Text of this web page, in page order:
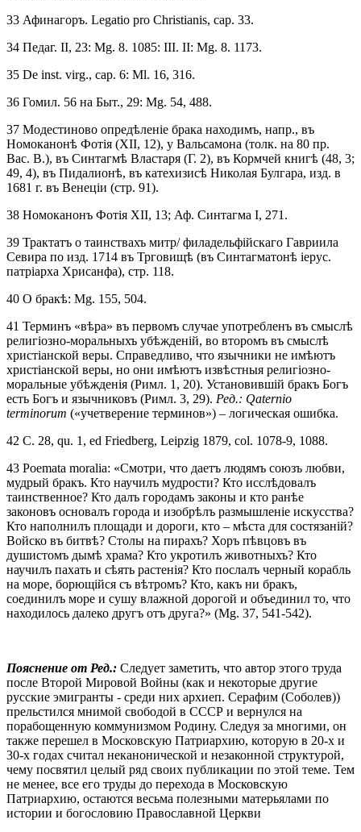
33 Афинагоръ. Legatio pro Christianis, cap. 33.
34 Педаг. II, 23: Mg. 8. 1085: III. II: Мg. 8. 1173.
35 De inst. virg., cap. 6: Ml. 16, 316.
36 Гомил. 56 на Быт., 29: Mg. 54, 488.
37 Модестиново опредѣленіе брака находимъ, напр., въ
Номоканонѣ Фотія (XII, 12), у Вальсамона (толк. на 80 пр.
Вас. В.), въ Синтагмѣ Властаря (Г. 2), въ Кормчей книгѣ (48, 3;
49, 4), въ Пидалионѣ, въ катехизисѣ Николая Булгара, изд. в
1681 г. въ Венеціи (стр. 91).
38 Номоканонъ Фотія XII, 13; Аф. Синтагма I, 271.
39 Трактатъ о таинствахъ митр/ филадельфійскаго Гавриила
Севира по изд. 1714 въ Трговищѣ (въ Синтагматонѣ іepyc.
патріарха Хрисанфа), стр. 118.
40 О бракѣ: Mg. 155, 504.
41 Терминъ «вѣра» въ первомъ случае употребленъ въ смыслѣ
религіозно-моральныхъ убѣжденій, во второмъ въ смыслѣ
христіанской веры. Справедливо, что язычники не имѣютъ
христіанской веры, но они имѣютъ извѣстныя религіозно-
моральные убѣжденія (Римл. 1, 20). Установившій бракъ Богъ
есть Богъ и язычниковъ (Римл. 3, 29). Ред.: Qaternio
terminorum («учетверение терминов») – логическая ошибка.
42 С. 28, qu. 1, ed Friedberg, Leipzig 1879, col. 1078-9, 1088.
43 Poemata moralia: «Смотри, что даетъ людямъ союзъ любви,
мудрый бракъ. Кто научилъ мудрости? Кто исслѣдовалъ
таинственное? Кто далъ городамъ законы и кто ранѣе
законовъ основалъ города и изобрѣлъ размышленіе искусства?
Кто наполнилъ площади и дороги, кто – мѣста для состязаній?
Войско въ битвѣ? Столы на пирахъ? Хоръ пѣвцовъ въ
душистомъ дымѣ храма? Кто укротилъ животныхъ? Кто
научилъ пахать и сѣять растенія? Кто послалъ черный корабль
на море, борющійся съ вѣтромъ? Кто, какъ ни бракъ,
соединилъ море и сушу влажной дорогой и объединил то, что
находилось далеко другъ отъ друга?» (Mg. 37, 541-542).
Пояснение от Ред.: Следует заметить, что автор этого труда
после Второй Мировой Войны (как и некоторые другие
русские эмигранты - среди них архиеп. Серафим (Соболев))
прельстился мнимой свободой в СССР и вернулся на
порабощенную коммунизмом Родину. Следуя за многими, он
также перешел в Московскую Патриархию, которую в 20-х и
30-х годах считал неканонической и незаконной структурой,
чему посвятил целый ряд своих публикации по этой теме. Тем
не менее, все его труды до перехода в Московскую
Патриархию, остаются весьма полезными матерьялами по
истории и богословию Православной Церкви